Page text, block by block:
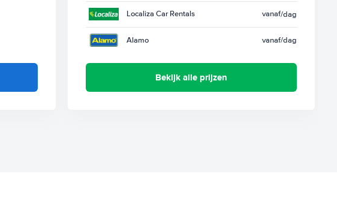
Localiza Car Rentals vanaf/dag
Alamo vanaf/dag
Bekijk alle prijzen